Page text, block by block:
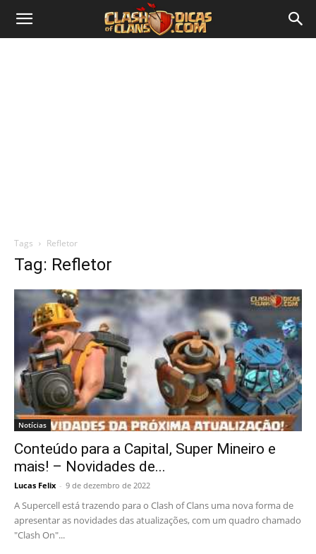
Tags Refletor
Tag: Refletor
Notícias
Conteúdo para a Capital, Super Mineiro e
mais! – Novidades de...
Lucas Felix - 9 de dezembro de 2022
A Supercell está trazendo para o Clash of Clans uma nova forma de
apresentar as novidades das atualizações, com um quadro chamado
"Clash On"...